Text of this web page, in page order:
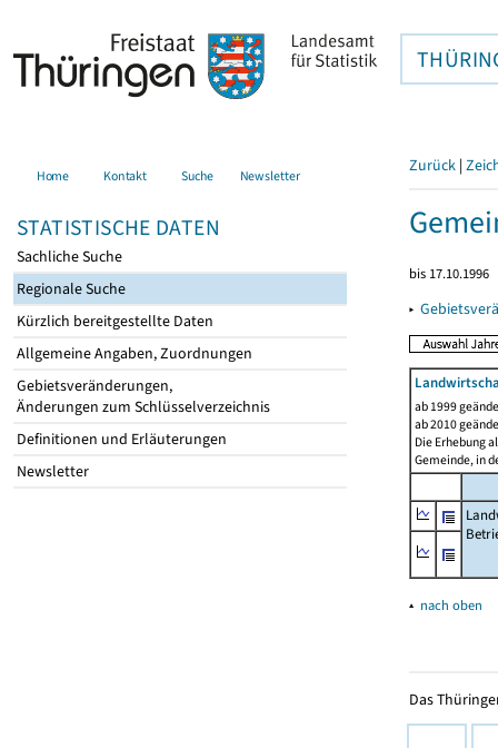
Home Kontakt Suche Newsletter
STATISTISCHE DATEN
Sachliche Suche
Regionale Suche
Kürzlich bereitgestellte Daten
Allgemeine Angaben, Zuordnungen
Gebietsveränderungen,
Änderungen zum Schlüsselverzeichnis
Definitionen und Erläuterungen
Newsletter
Zurück |
bis 17.10.1996
▸
ab 1999
ab 2010
Die Erhebung
Gemeinde, in
▴ nach oben
Das